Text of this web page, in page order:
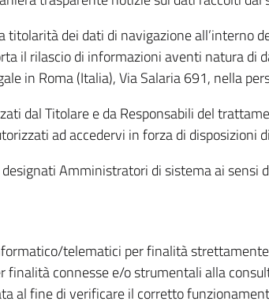
dei dati di navigazione all’interno
il rilascio di informazioni aventi natura
in Roma (Italia), Via Salaria 691, nella
dal Titolare e da Responsabili del
ad accedervi in forza di disposizioni
Amministratori di sistema ai sensi
telematici per finalità
connesse e/o strumentali alla
al fine di verificare il corretto